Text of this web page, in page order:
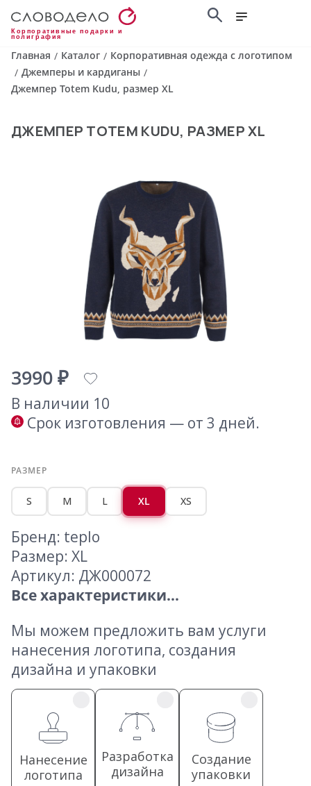
Корпоративные подарки и
полиграфия
Главная / Каталог / Корпоративная одежда с логотипом
/ Джемперы и кардиганы /
Джемпер Totem Kudu, размер XL
ДЖЕМПЕР TOTEM KUDU, РАЗМЕР XL
3990 ₽
В наличии 10
Срок изготовления — от 3 дней.
РАЗМЕР
S M L XL XS
Бренд: teplo
Размер: XL
Артикул: ДЖ000072
Все характеристики...
Мы можем предложить вам услуги
нанесения логотипа, создания
дизайна и упаковки
Нанесение
логотипа
Разработка
дизайна
Создание
упаковки